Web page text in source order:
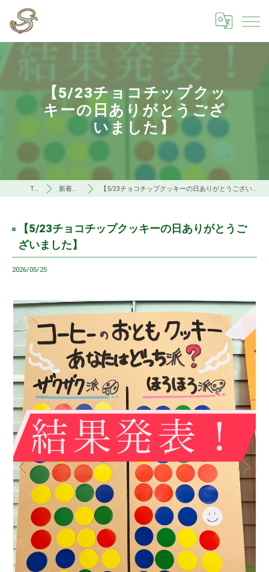
【5/23チョコチップクッ
キーの日ありがとうござ
いました】
TOP 新着情報 【5/23チョコチップクッキーの日ありがとうございました】
【5/23チョコチップクッキーの日ありがとうご
ざいました】
2026/05/25